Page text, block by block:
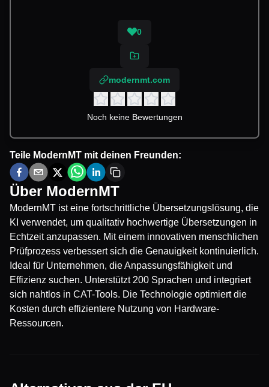
0
modernmt.com
Noch keine Bewertungen
Teile ModernMT mit deinen Freunden:
Über ModernMT
ModernMT ist eine fortschrittliche Übersetzungslösung, die
KI verwendet, um qualitativ hochwertige Übersetzungen in
Echtzeit anzupassen. Mit einem innovativen menschlichen
Prüfprozess verbessert sich die Genauigkeit kontinuierlich.
Ideal für Unternehmen, die Anpassungsfähigkeit und
Effizienz suchen. Unterstützt 200 Sprachen und integriert
sich nahtlos in CAT-Tools. Die Technologie optimiert die
Kosten durch effizientere Nutzung von Hardware-
Ressourcen.